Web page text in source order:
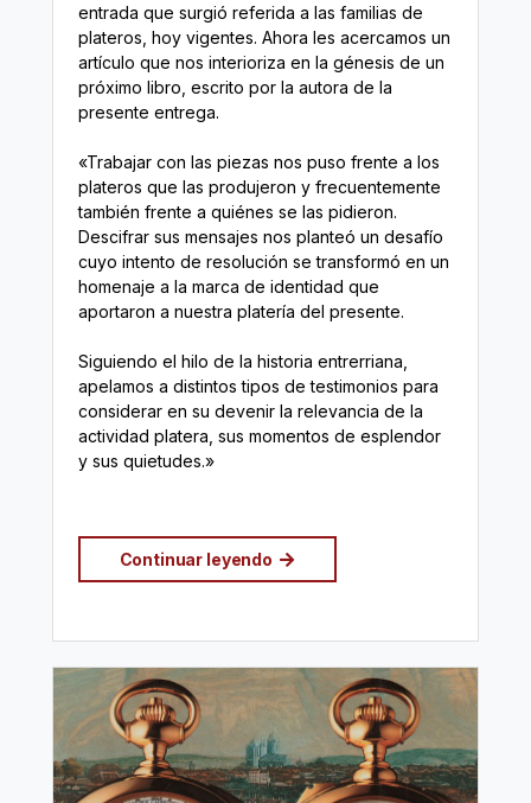
entrada que surgió referida a las familias de
plateros, hoy vigentes. Ahora les acercamos un
artículo que nos interioriza en la génesis de un
próximo libro, escrito por la autora de la
presente entrega.
«Trabajar con las piezas nos puso frente a los
plateros que las produjeron y frecuentemente
también frente a quiénes se las pidieron.
Descifrar sus mensajes nos planteó un desafío
cuyo intento de resolución se transformó en un
homenaje a la marca de identidad que
aportaron a nuestra platería del presente.
Siguiendo el hilo de la historia entrerriana,
apelamos a distintos tipos de testimonios para
considerar en su devenir la relevancia de la
actividad platera, sus momentos de esplendor
y sus quietudes.»
Continuar leyendo